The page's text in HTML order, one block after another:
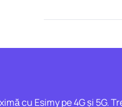
cu Esimy pe 4G și 5G.